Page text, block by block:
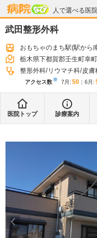
人で選べる医
病院なび
武田整形外科
おもちゃのまち駅(駅から
栃木県下都賀郡壬生町幸
整形外科 リウマチ科 皮膚
アクセス数※ 7月 : 50 6月 :
医院トップ 診療案内